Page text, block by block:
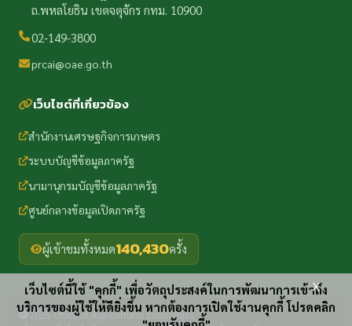
ถ.พหลโยธิน เขตจตุจักร กทม. 10900
02-149-3800
prcai@oae.go.th
เว็บไซต์ที่เกี่ยวข้อง
สำนักงานเศรษฐกิจการเกษตร
ระบบบัญชีข้อมูลภาครัฐ
นามานุกรมบัญชีข้อมูลภาครัฐ
ศูนย์กลางข้อมูลเปิดภาครัฐ
ผู้เข้าชมทั้งหมด140,430ครั้ง
2025 Office of Agricultural Economics
เว็บไซต์นี้ใช้ "คุกกี้" เพื่อวัตถุประสงค์ในการพัฒนาการเข้าถึง
บริการของผู้ใช้ให้ดียิ่งขึ้น หากต้องการเปิดใช้งานคุกกี้ โปรดคลิก
x